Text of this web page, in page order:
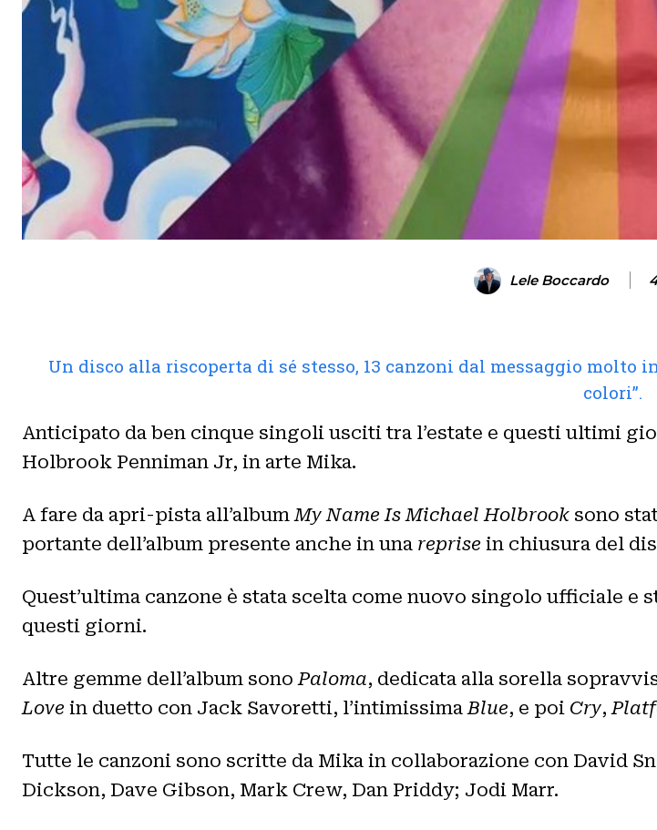
Lele Boccardo
Un disco alla riscoperta di sé stesso, 13 canzoni dal messaggio
colori”.
Anticipato da ben cinque singoli usciti tra l’estate e questi ultimi
Holbrook Penniman Jr, in arte Mika.
A fare da apri-pista all’albumMy Name Is Michael Holbrook sono
portante dell’album presente anche in una reprise in chiusura del
Quest’ultima canzone è stata scelta come nuovo singolo ufficiale
questi giorni.
Altre gemme dell’album sonoPaloma, dedicata alla sorella
Love in duetto con Jack Savoretti, l’intimissimaBlue, e poi Cry,
Tutte le canzoni sono scritte da Mika in collaborazione con David
Dickson, Dave Gibson, Mark Crew, Dan Priddy; Jodi Marr.